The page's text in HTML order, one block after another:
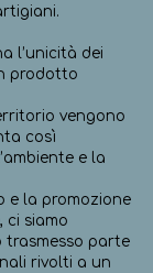
l’unicità dei
prodotto
vengono
così
e la
e la promozione
ci siamo
trasmesso parte
rivolti a un